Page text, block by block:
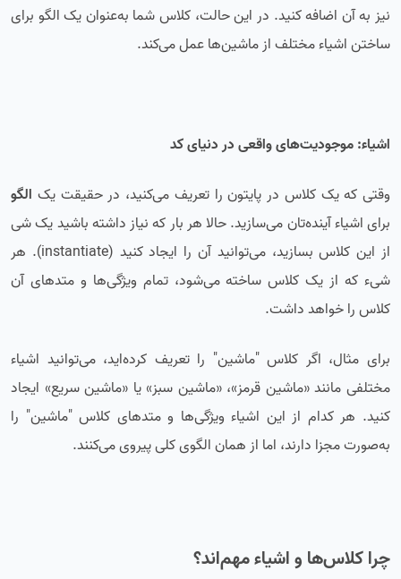
نیز به آن اضافه کنید. در این حالت، کلاس شما به‌عنوان یک الگو برای
ساختن اشیاء مختلف از ماشین‌ها عمل می‌کند.
اشیاء: موجودیت‌های واقعی در دنیای کد
وقتی که یک کلاس در پایتون را تعریف می‌کنید، در حقیقت یک الگو
برای اشیاء آینده‌تان می‌سازید. حالا هر بار که نیاز داشته باشید یک شی
از این کلاس بسازید، می‌توانید آن را ایجاد کنید (instantiate). هر
شیء که از یک کلاس ساخته می‌شود، تمام ویژگی‌ها و متدهای آن
کلاس را خواهد داشت.
برای مثال، اگر کلاس "ماشین" را تعریف کرده‌اید، می‌توانید اشیاء
مختلفی مانند «ماشین قرمز»، «ماشین سبز» یا «ماشین سریع» ایجاد
کنید. هر کدام از این اشیاء ویژگی‌ها و متدهای کلاس "ماشین" را
به‌صورت مجزا دارند، اما از همان الگوی کلی پیروی می‌کنند.
چرا کلاس‌ها و اشیاء مهم‌اند؟